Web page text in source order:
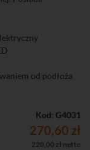
od podłoża
Kod: G4031
270,60 zł
220,00 zł netto